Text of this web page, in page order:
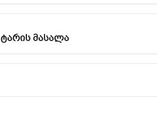
ᲢᲐᲠᲘᲡ ᲛᲐᲡᲐᲚᲐ